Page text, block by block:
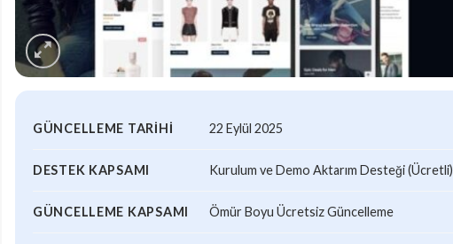
GÜNCELLEME TARIHI 22 Eylül 2025
DESTEK KAPSAMI Kurulum ve Demo Aktarım Desteği (Ücretli)
GÜNCELLEME KAPSAMI Ömür Boyu Ücretsiz Güncelleme